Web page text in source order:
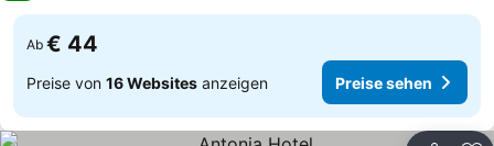
Ab € 44
Preise von 16 Websites anzeigen Preise sehen